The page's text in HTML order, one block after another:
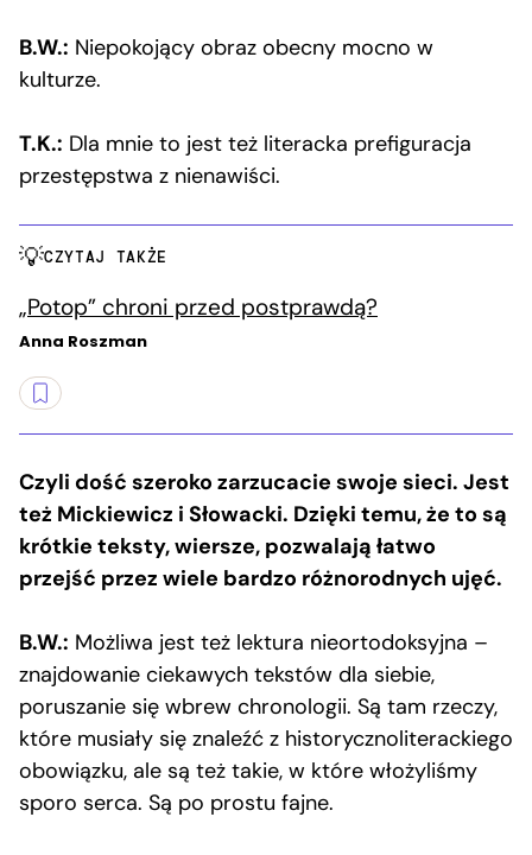
B.W.: Niepokojący obraz obecny mocno w
kulturze.
T.K.: Dla mnie to jest też literacka prefiguracja
przestępstwa z nienawiści.
CZYTAJ TAKŻE
„Potop” chroni przed postprawdą?
Anna Roszman
Czyli dość szeroko zarzucacie swoje sieci. Jest
też Mickiewicz i Słowacki. Dzięki temu, że to są
krótkie teksty, wiersze, pozwalają łatwo
przejść przez wiele bardzo różnorodnych ujęć.
B.W.: Możliwa jest też lektura nieortodoksyjna –
znajdowanie ciekawych tekstów dla siebie,
poruszanie się wbrew chronologii. Są tam rzeczy,
które musiały się znaleźć z historycznoliterackiego
obowiązku, ale są też takie, w które włożyliśmy
sporo serca. Są po prostu fajne.